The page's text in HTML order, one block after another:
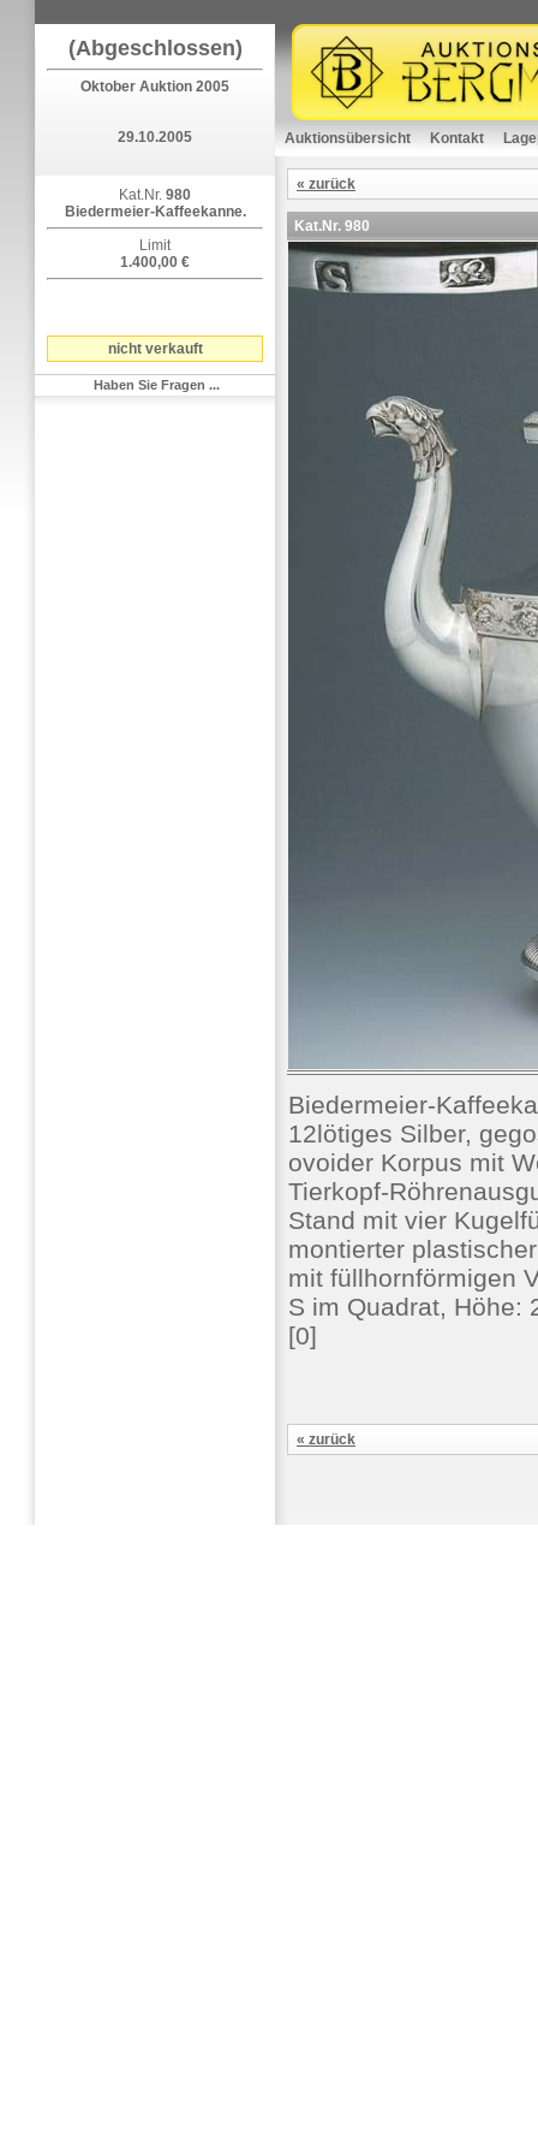
(Abgeschlossen)
Oktober Auktion 2005
29.10.2005
Kat.Nr. 980
Biedermeier-Kaffeekanne.
Limit
1.400,00 €
nicht verkauft
Haben Sie Fragen ...
Auktionsübersicht Kontakt
« zurück
Kat.Nr. 980
Biedermeier-
12lötiges Silber,
ovoider Korpus mit
Tierkopf-
Stand mit vier
montierter
mit füllhornförmigen
S im Quadrat, Höhe:
[0]
« zurück